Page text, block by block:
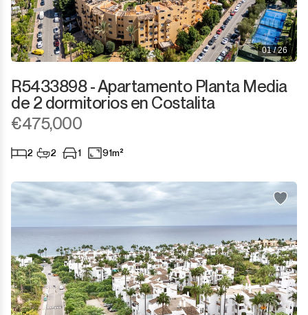
01 / 26
R5433898 - Apartamento Planta Media
de 2 dormitorios en Costalita
€475,000
2 2 1 91m²